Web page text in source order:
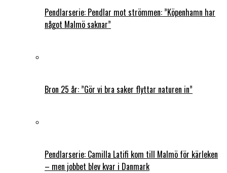
Pendlarserie: Pendlar mot strömmen: ”Köpenhamn har
något Malmö saknar”
Bron 25 år: ”Gör vi bra saker flyttar naturen in”
Pendlarserie: Camilla Latifi kom till Malmö för kärleken
– men jobbet blev kvar i Danmark